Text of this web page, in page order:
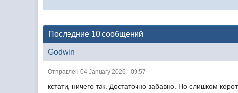
Последние 10 сообщений
Godwin
Отправлен 04 January 2026 - 09:57
кстати, ничего так. Достаточно забавно. Но слишком